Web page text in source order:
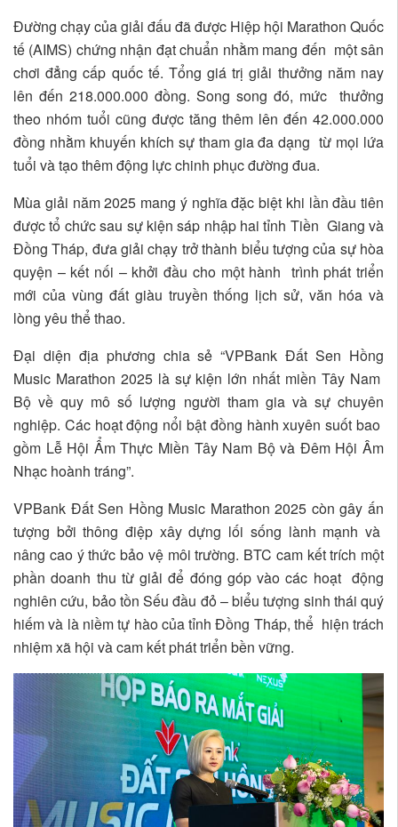
Đường chạy của giải đấu đã được Hiệp hội Marathon Quốc
tế (AIMS) chứng nhận đạt chuẩn nhằm mang đến một sân
chơi đẳng cấp quốc tế. Tổng giá trị giải thưởng năm nay
lên đến 218.000.000 đồng. Song song đó, mức thưởng
theo nhóm tuổi cũng được tăng thêm lên đến 42.000.000
đồng nhằm khuyến khích sự tham gia đa dạng từ mọi lứa
tuổi và tạo thêm động lực chinh phục đường đua.
Mùa giải năm 2025 mang ý nghĩa đặc biệt khi lần đầu tiên
được tổ chức sau sự kiện sáp nhập hai tỉnh Tiền Giang và
Đồng Tháp, đưa giải chạy trở thành biểu tượng của sự hòa
quyện – kết nối – khởi đầu cho một hành trình phát triển
mới của vùng đất giàu truyền thống lịch sử, văn hóa và
lòng yêu thể thao.
Đại diện địa phương chia sẻ “VPBank Đất Sen Hồng
Music Marathon 2025 là sự kiện lớn nhất miền Tây Nam
Bộ về quy mô số lượng người tham gia và sự chuyên
nghiệp. Các hoạt động nổi bật đồng hành xuyên suốt bao
gồm Lễ Hội Ẩm Thực Miền Tây Nam Bộ và Đêm Hội Âm
Nhạc hoành tráng”.
VPBank Đất Sen Hồng Music Marathon 2025 còn gây ấn
tượng bởi thông điệp xây dựng lối sống lành mạnh và
nâng cao ý thức bảo vệ môi trường. BTC cam kết trích một
phần doanh thu từ giải để đóng góp vào các hoạt động
nghiên cứu, bảo tồn Sếu đầu đỏ – biểu tượng sinh thái quý
hiếm và là niềm tự hào của tỉnh Đồng Tháp, thể hiện trách
nhiệm xã hội và cam kết phát triển bền vững.